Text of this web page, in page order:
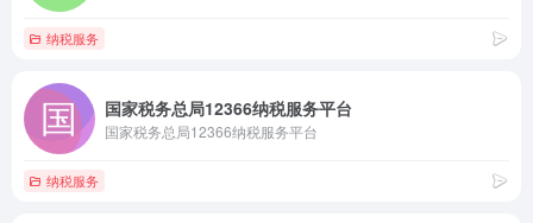
纳税服务
国家税务总局12366纳税服务平台
国家税务总局12366纳税服务平台
纳税服务